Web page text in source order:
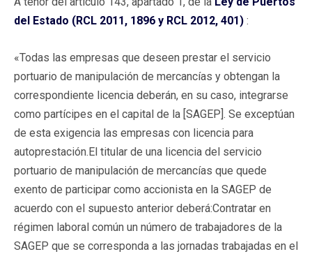
del Estado (RCL 2011, 1896 y RCL 2012, 401) :
«Todas las empresas que deseen prestar el servicio
portuario de manipulación de mercancías y obtengan la
correspondiente licencia deberán, en su caso, integrarse
como partícipes en el capital de la [SAGEP]. Se exceptúan
de esta exigencia las empresas con licencia para
autoprestación.El titular de una licencia del servicio
portuario de manipulación de mercancías que quede
exento de participar como accionista en la SAGEP de
acuerdo con el supuesto anterior deberá:Contratar en
régimen laboral común un número de trabajadores de la
SAGEP que se corresponda a las jornadas trabajadas en el